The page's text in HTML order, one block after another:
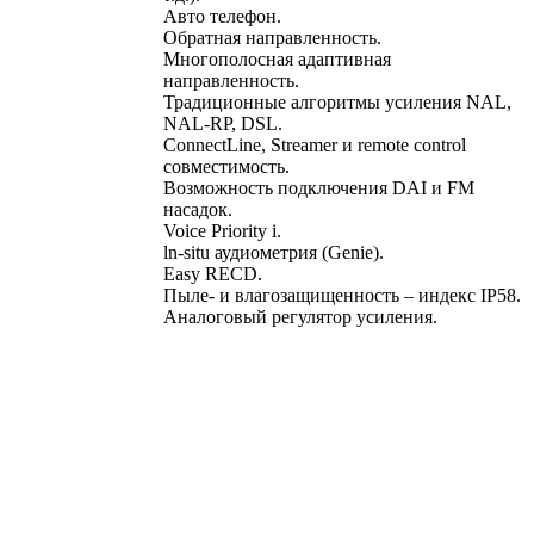
Авто телефон.
Обратная направленность.
Многополосная адаптивная
направленность.
Традиционные алгоритмы усиления NAL,
NAL-RP, DSL.
ConnectLine, Streamer и remote control
совместимость.
Возможность подключения DAI и FM
насадок.
Voice Priority i.
ln-situ аудиометрия (Genie).
Easy RECD.
Пыле- и влагозащищенность – индекс IP58.
Аналоговый регулятор усиления.